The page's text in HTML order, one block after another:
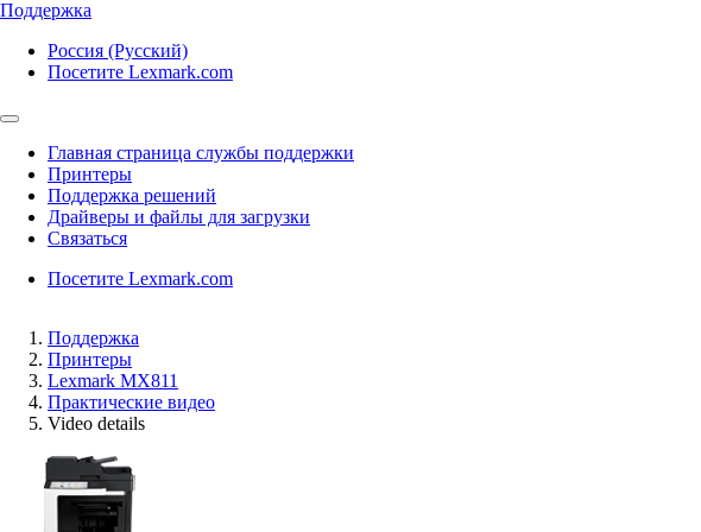
Поддержка
Россия (Русский)
Посетите Lexmark.com
Главная страница службы поддержки
Принтеры
Поддержка решений
Драйверы и файлы для загрузки
Связаться
Посетите Lexmark.com
Поддержка
Принтеры
Lexmark MX811
Практические видео
Video details